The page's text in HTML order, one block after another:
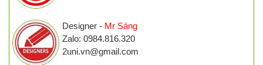
Designer - Mr Sáng
Zalo: 0984.816.320
2uni.vn@gmail.com